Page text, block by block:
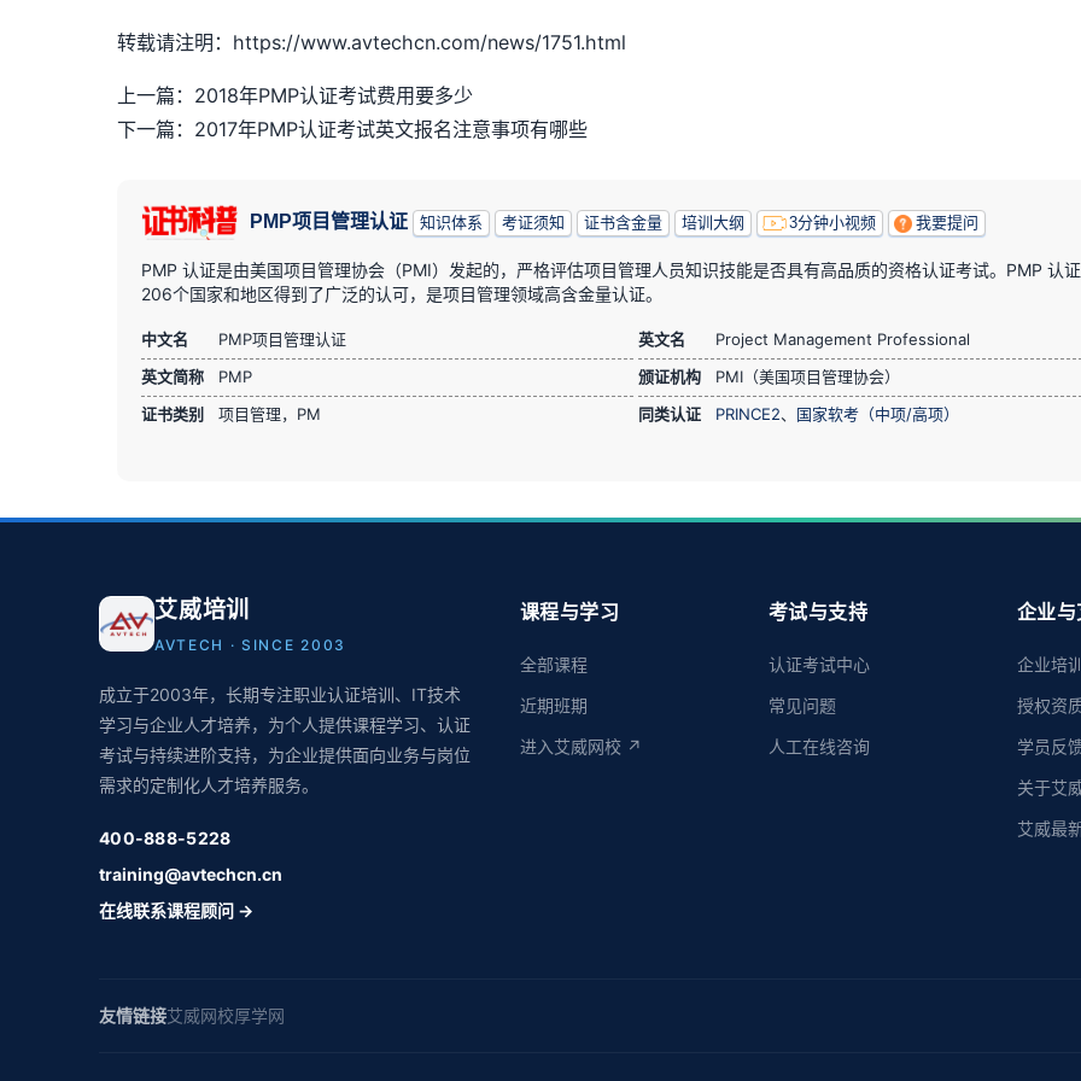
转载请注明：https://www.avtechcn.com/news/1751.html
上一篇：2018年PMP认证考试费用要多少
下一篇：2017年PMP认证考试英文报名注意事项有哪些
PMP项目管理认证 知识体系 考证须知 证书含金量 培训大纲 3分钟小视频 我要提问
PMP 认证是由美国项目管理协会（PMI）发起的，严格评估项目管理人员知识技能是否具有高品质的资格认证考试。PMP 认
206个国家和地区得到了广泛的认可，是项目管理领域高含金量认证。
中文名 PMP项目管理认证 英文名
Project Management Professional
英文简称
PMP 颁证机构
PMI（美国项目管理协会）
证书类别
项目管理，PM 同类认证 PRINCE2、 国家软考（中项/高项）
艾威培训
AVTECH · SINCE 2003
成立于2003年，长期专注职业认证培训、IT技术
学习与企业人才培养，为个人提供课程学习、认证
考试与持续进阶支持，为企业提供面向业务与岗位
需求的定制化人才培养服务。
400-888-5228
training@avtechcn.cn
在线联系课程顾问 →
课程与学习
全部课程
近期班期
进入艾威网校 ↗
考试与支持
认证考试中心
常见问题
人工在线咨询
企业
企业培
授权资
学员反
关于艾
艾威最
友情链接艾威网校厚学网